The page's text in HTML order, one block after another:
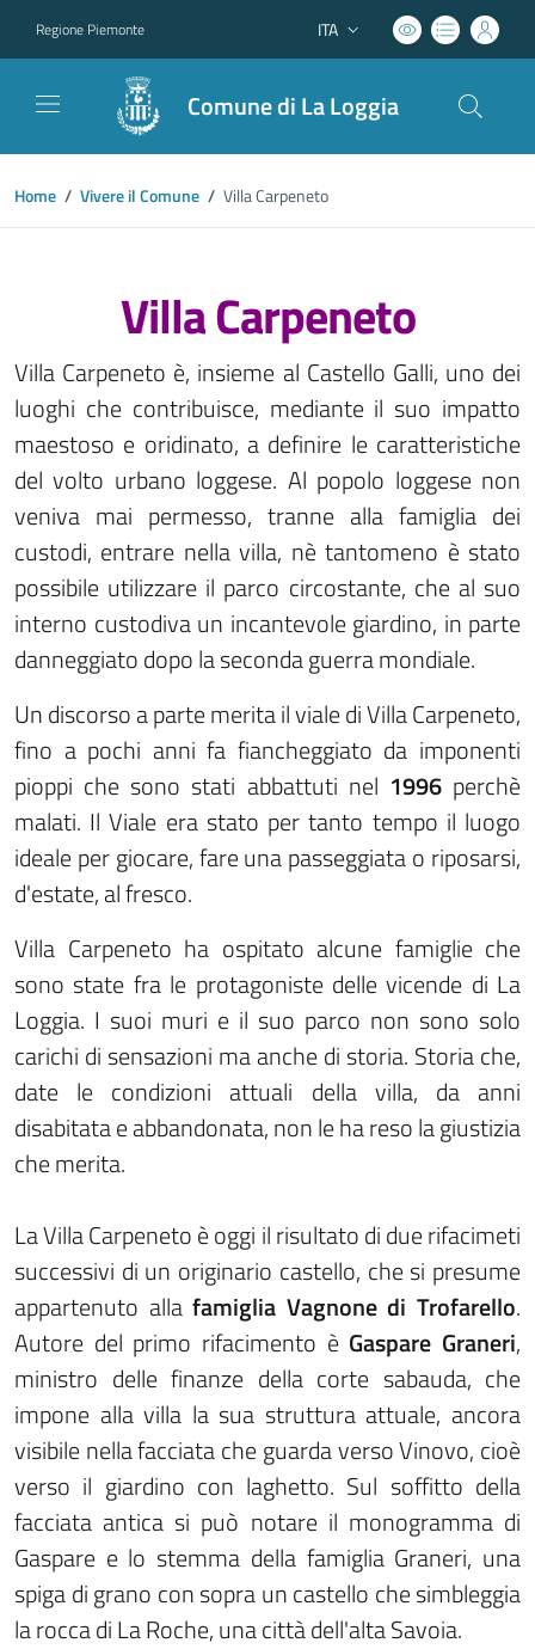
Regione Piemonte Lingua attiva:
ITA
Comune di La Loggia
Home / Vivere il Comune / Villa Carpeneto
Villa Carpeneto
Villa Carpeneto è, insieme al Castello Galli, uno dei
luoghi che contribuisce, mediante il suo impatto
maestoso e oridinato, a definire le caratteristiche
del volto urbano loggese. Al popolo loggese non
veniva mai permesso, tranne alla famiglia dei
custodi, entrare nella villa, nè tantomeno è stato
possibile utilizzare il parco circostante, che al suo
interno custodiva un incantevole giardino, in parte
danneggiato dopo la seconda guerra mondiale.
Un discorso a parte merita il viale di Villa Carpeneto,
fino a pochi anni fa fiancheggiato da imponenti
pioppi che sono stati abbattuti nel 1996 perchè
malati. Il Viale era stato per tanto tempo il luogo
ideale per giocare, fare una passeggiata o riposarsi,
d'estate, al fresco.
Villa Carpeneto ha ospitato alcune famiglie che
sono state fra le protagoniste delle vicende di La
Loggia. I suoi muri e il suo parco non sono solo
carichi di sensazioni ma anche di storia. Storia che,
date le condizioni attuali della villa, da anni
disabitata e abbandonata, non le ha reso la giustizia
che merita.
La Villa Carpeneto è oggi il risultato di due rifacimeti
successivi di un originario castello, che si presume
appartenuto allafamiglia Vagnone di Trofarello.
Autore del primo rifacimento è Gaspare Graneri,
ministro delle finanze della corte sabauda, che
impone alla villa la sua struttura attuale, ancora
visibile nella facciata che guarda verso Vinovo, cioè
verso il giardino con laghetto. Sul soffitto della
facciata antica si può notare il monogramma di
Gaspare e lo stemma della famiglia Graneri, una
spiga di grano con sopra un castello che simbleggia
la rocca di La Roche, una città dell'alta Savoia.